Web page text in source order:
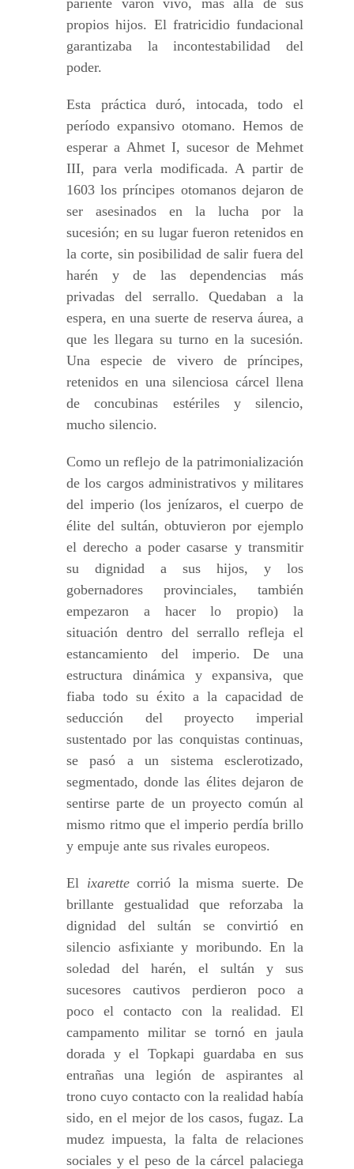
propios hijos. El fratricidio fundacional
garantizaba la incontestabilidad del
poder.
Esta práctica duró, intocada, todo el
período expansivo otomano. Hemos de
esperar a Ahmet I, sucesor de Mehmet
III, para verla modificada. A partir de
1603 los príncipes otomanos dejaron de
ser asesinados en la lucha por la
sucesión; en su lugar fueron retenidos en
la corte, sin posibilidad de salir fuera del
harén y de las dependencias más
privadas del serrallo. Quedaban a la
espera, en una suerte de reserva áurea, a
que les llegara su turno en la sucesión.
Una especie de vivero de príncipes,
retenidos en una silenciosa cárcel llena
de concubinas estériles y silencio,
mucho silencio.
Como un reflejo de la patrimonialización
de los cargos administrativos y militares
del imperio (los jenízaros, el cuerpo de
élite del sultán, obtuvieron por ejemplo
el derecho a poder casarse y transmitir
su dignidad a sus hijos, y los
gobernadores provinciales, también
empezaron a hacer lo propio) la
situación dentro del serrallo refleja el
estancamiento del imperio. De una
estructura dinámica y expansiva, que
fiaba todo su éxito a la capacidad de
seducción del proyecto imperial
sustentado por las conquistas continuas,
se pasó a un sistema esclerotizado,
segmentado, donde las élites dejaron de
sentirse parte de un proyecto común al
mismo ritmo que el imperio perdía brillo
y empuje ante sus rivales europeos.
El ixarettecorrió la misma suerte. De
brillante gestualidad que reforzaba la
dignidad del sultán se convirtió en
silencio asfixiante y moribundo. En la
soledad del harén, el sultán y sus
sucesores cautivos perdieron poco a
poco el contacto con la realidad. El
campamento militar se tornó en jaula
dorada y el Topkapi guardaba en sus
entrañas una legión de aspirantes al
trono cuyo contacto con la realidad había
sido, en el mejor de los casos, fugaz. La
mudez impuesta, la falta de relaciones
sociales y el peso de la cárcel palaciega